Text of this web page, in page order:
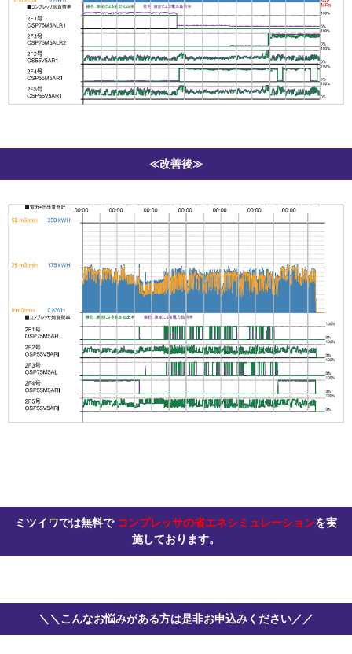
≪改善後≫
ミツイワでは無料で コンプレッサの省エネシミュレーションを実
施しております。
＼＼こんなお悩みがある方は是非お申込みください／／